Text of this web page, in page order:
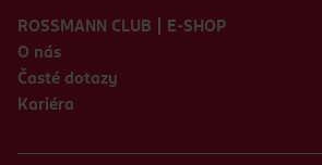
ROSSMANN CLUB | E-SHOP
O nás
Časté dotazy
Kariéra